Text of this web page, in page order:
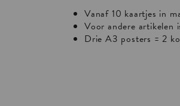
Vanaf 10 kaartjes in
Voor andere
Drie A3 posters = 2